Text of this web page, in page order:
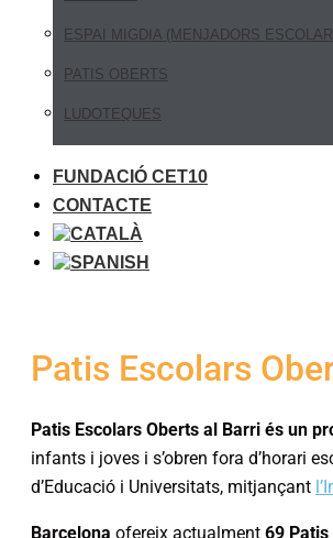
ESPAI MIGDIA (MENJADORS
PATIS OBERTS
LUDOTEQUES
FUNDACIÓ CET10
CONTACTE
Patis Escolars
Patis Escolars Oberts al Barri és un
infants i joves i s’obren fora d’horari
d’Educació i Universitats, mitjançant
Barcelona ofereix actualment 69